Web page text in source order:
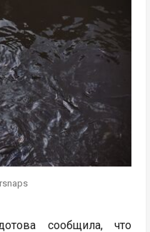
сообщила, что